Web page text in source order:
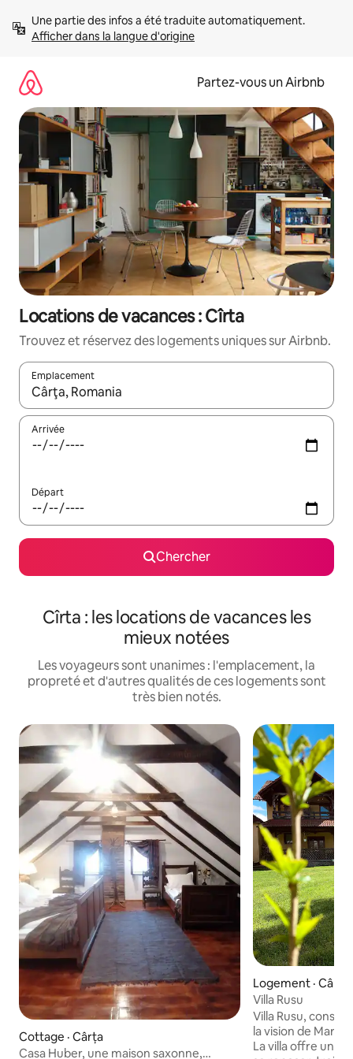
directement
Afficher dans la langue d'origine
Partez-vous un Airbnb
Locations de vacances : Cîrta
Trouvez et réservez des logements uniques sur Airbnb.
Emplacement
Quand les résultats sont affichés, parcourez-les en utilisant
Arrivée
Départ
Chercher
Cîrta : les locations de vacances les
mieux notées
Les voyageurs sont unanimes : l'emplacement, la
propreté et d'autres qualités de ces logements sont
très bien notés.
Cottage · Cârța
Casa Huber, une maison saxonne,
Logement · Cârța
Villa Rusu
Villa Rusu,
la vision de
La villa offre un